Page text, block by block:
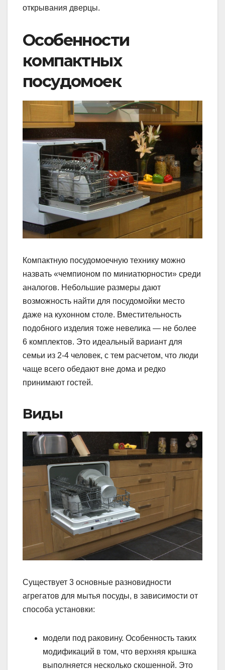
открывания дверцы.
Особенности
компактных
посудомоек
Компактную посудомоечную технику можно
назвать «чемпионом по миниатюрности» среди
аналогов. Небольшие размеры дают
возможность найти для посудомойки место
даже на кухонном столе. Вместительность
подобного изделия тоже невелика — не более
6 комплектов. Это идеальный вариант для
семьи из 2-4 человек, с тем расчетом, что люди
чаще всего обедают вне дома и редко
принимают гостей.
Виды
Существует 3 основные разновидности
агрегатов для мытья посуды, в зависимости от
способа установки:
модели под раковину. Особенность таких
модификаций в том, что верхняя крышка
выполняется несколько скошенной. Это